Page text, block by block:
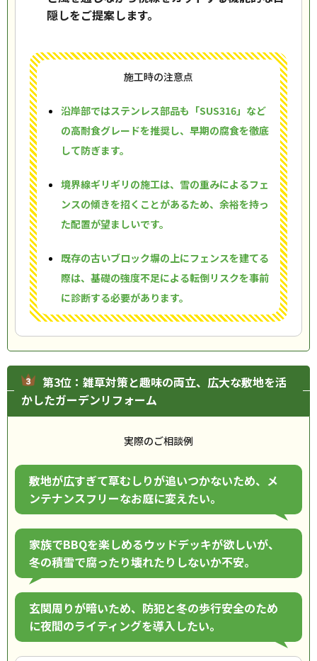
隠しをご提案します。
施工時の注意点
沿岸部ではステンレス部品も「SUS316」など
の高耐食グレードを推奨し、早期の腐食を徹底
して防ぎます。
境界線ギリギリの施工は、雪の重みによるフェ
ンスの傾きを招くことがあるため、余裕を持っ
た配置が望ましいです。
既存の古いブロック塀の上にフェンスを建てる
際は、基礎の強度不足による転倒リスクを事前
に診断する必要があります。
第3位：雑草対策と趣味の両立、広大な敷地を活
かしたガーデンリフォーム
実際のご相談例
敷地が広すぎて草むしりが追いつかないため、メ
ンテナンスフリーなお庭に変えたい。
家族でBBQを楽しめるウッドデッキが欲しいが、
冬の積雪で腐ったり壊れたりしないか不安。
玄関周りが暗いため、防犯と冬の歩行安全のため
に夜間のライティングを導入したい。